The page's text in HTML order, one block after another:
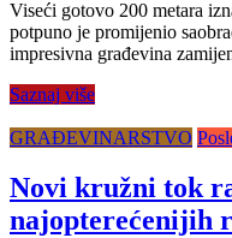
Viseći gotovo 200 metara
potpuno je promijenio
impresivna građevina
Saznaj više
GRAĐEVINARSTVO
Novi kružni tok
najopterećenijih